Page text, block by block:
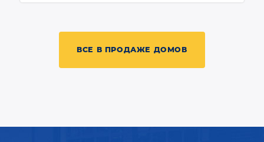
ВСЕ В ПРОДАЖЕ ДОМОВ